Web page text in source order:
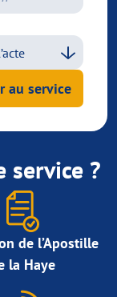
au service
?
de l’Apostille
la Haye